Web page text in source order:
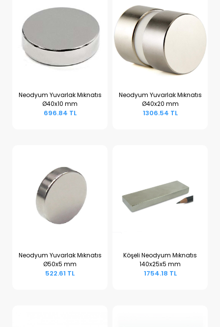
Sepete Ekle
Neodyum Yuvarlak Mıknatıs
Ø40x10 mm
696.84 TL
Sepete Ekle
Neodyum Yuvarlak Mıknatıs
Ø40x20 mm
1306.54 TL
Sepete Ekle
Neodyum Yuvarlak Mıknatıs
Ø50x5 mm
522.61 TL
Sepete Ekle
Köşeli Neodyum Mıknatıs
140x25x5 mm
1754.18 TL